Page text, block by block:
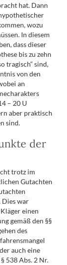
hat. Dann
wozu
In diesem
dass dieser
bis zu zehn
tragisch“ sind,
von den
an
– 20 U
aber praktisch
sind.
der
trotz im
Gutachten
Dies war
einen
gemäß den §§
des
auch eine
538 Abs. 2 Nr.